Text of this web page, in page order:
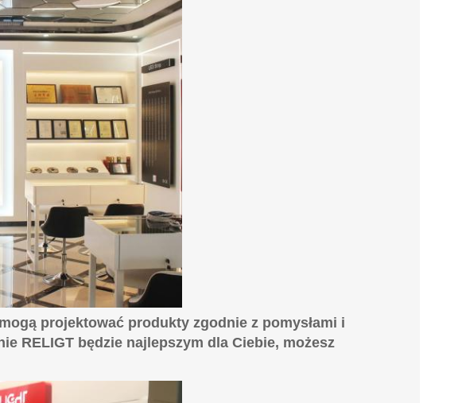
projektować produkty zgodnie z pomysłami i
RELIGT będzie najlepszym dla Ciebie, możesz